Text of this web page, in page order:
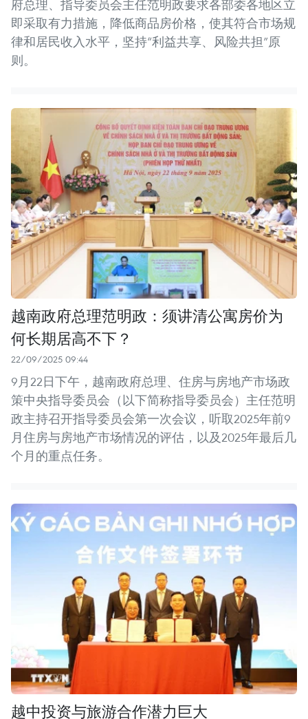
府总理、指导委员会主任范明政要求各部委各地区立
即采取有力措施，降低商品房价格，使其符合市场规
律和居民收入水平，坚持“利益共享、风险共担”原
则。
越南政府总理范明政：须讲清公寓房价为
何长期居高不下？
22/09/2025 09:44
9月22日下午，越南政府总理、住房与房地产市场政
策中央指导委员会（以下简称指导委员会）主任范明
政主持召开指导委员会第一次会议，听取2025年前9
月住房与房地产市场情况的评估，以及2025年最后几
个月的重点任务。
越中投资与旅游合作潜力巨大